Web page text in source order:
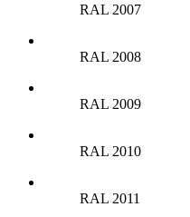
RAL 2007
RAL 2008
RAL 2009
RAL 2010
RAL 2011